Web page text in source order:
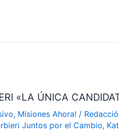
«LA ÚNICA
, Misiones Ahora! /
Juntos por el Cambio,